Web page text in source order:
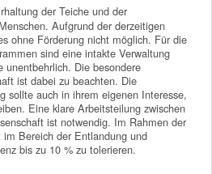
der Teiche und der
Aufgrund der derzeitigen
ohne Förderung nicht möglich. Für die
sind eine intakte Verwaltung
Die besondere
ist dabei zu beachten. Die
sollte auch in ihrem eigenen Interesse,
Eine klare Arbeitsteilung zwischen
ist notwendig. Im Rahmen der
Bereich der Entlandung und
bis zu 10 % zu tolerieren.